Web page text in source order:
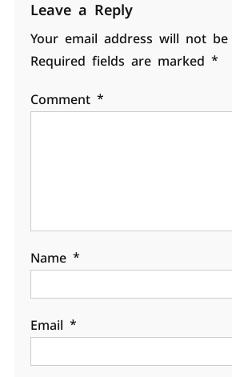
Leave a Reply
Your email address will not be
Required fields are marked *
Comment *
Name *
Email *